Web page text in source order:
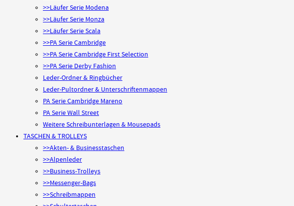
>>Läufer Serie Modena
>>Läufer Serie Monza
>>Läufer Serie Scala
>>PA Serie Cambridge
>>PA Serie Cambridge First Selection
>>PA Serie Derby Fashion
Leder-Ordner & Ringbücher
Leder-Pultordner & Unterschriftenmappen
PA Serie Cambridge Mareno
PA Serie Wall Street
Weitere Schreibunterlagen & Mousepads
TASCHEN & TROLLEYS
>>Akten- & Businesstaschen
>>Alpenleder
>>Business-Trolleys
>>Messenger-Bags
>>Schreibmappen